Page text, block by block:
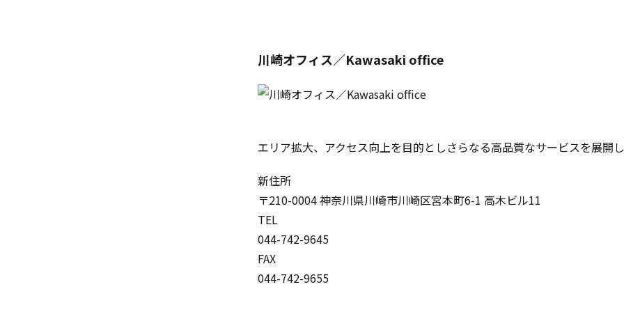
川崎オフィス／Kawasaki office
エリア拡大、アクセス向上を目的としさらなる高品質なサービスを展開
新住所
〒210-0004 神奈川県川崎市川崎区宮本町6-1 高木ビル11
TEL
044-742-9645
FAX
044-742-9655